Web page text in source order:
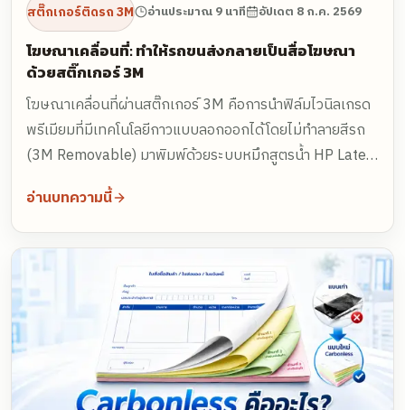
สติ๊กเกอร์ติดรถ 3M อ่านประมาณ 9 นาที อัปเดต 8 ก.ค. 2569
โฆษณาเคลื่อนที่: ทำให้รถขนส่งกลายเป็นสื่อโฆษณา
ด้วยสติ๊กเกอร์ 3M
โฆษณาเคลื่อนที่ผ่านสติ๊กเกอร์ 3M คือการนำฟิล์มไวนิลเกรด
พรีเมียมที่มีเทคโนโลยีกาวแบบลอกออกได้โดยไม่ทำลายสีรถ
(3M Removable) มาพิมพ์ด้วยระบบหมึกสูตรน้ำ HP Latex
แล้วติดตั้งบนตัวถังรถขนส่งโดยทีมช่างมืออาชีพ เพื่อเปลี่ยนรถ
ที่วิ่งอยู่ทุกวันให้กลายเป็นป้ายโฆษณาระดับสายตาที่เข้าถึงกลุ่ม
เป้าหมายโดยไม่มีค่าเช่าพื้นที่ ด้วยงบลงทุนเฉลี่ยเพียงราว 15–
อ่านบทความนี้